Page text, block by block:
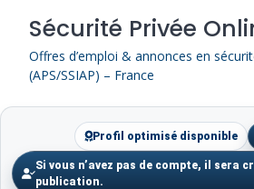
content
Sécurité Privée
Offres d’emploi & annonces en
(APS/SSIAP) – France
Profil optimisé disponible
Si vous n’avez pas de compte, il sera
publication.